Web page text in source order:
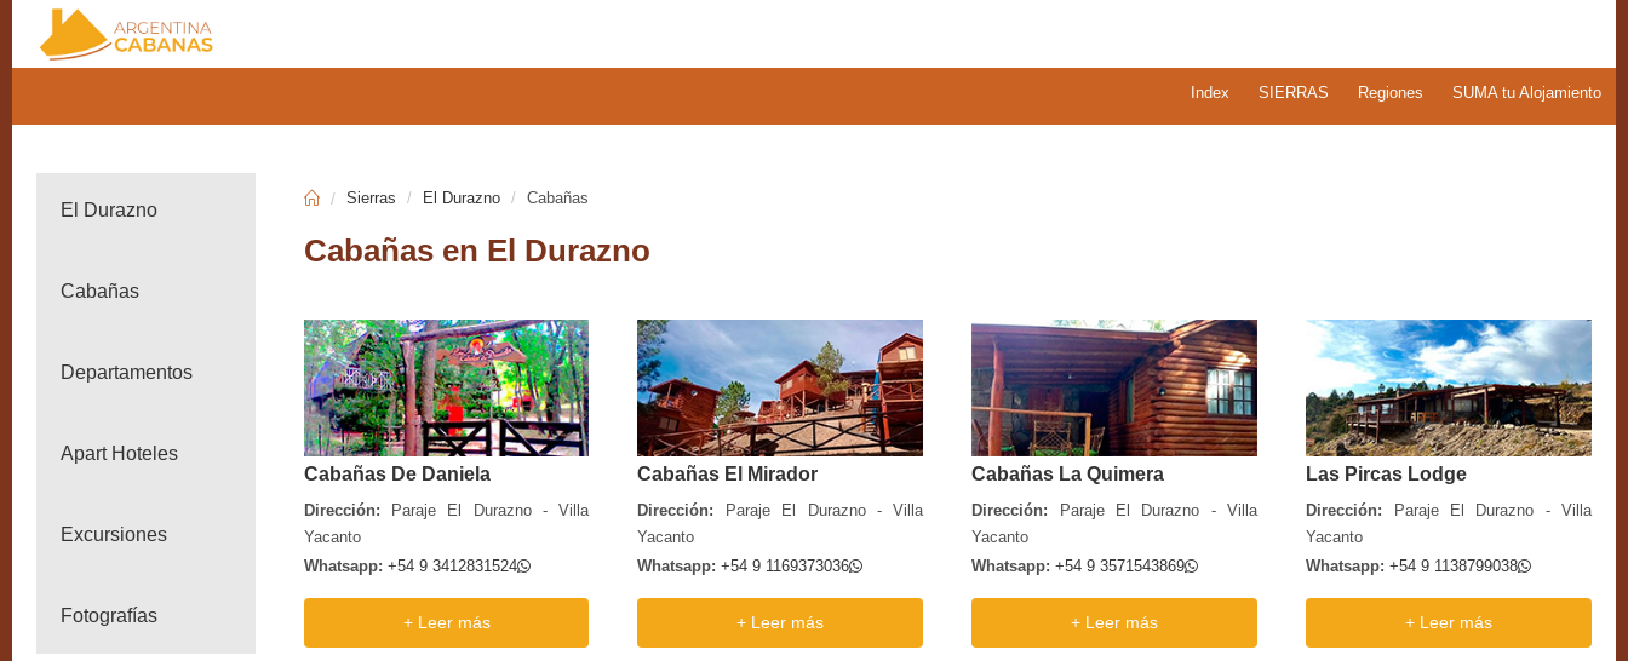
Index SIERRAS Regiones SUMA tu Alojamiento
El Durazno
Cabañas
Departamentos
Apart Hoteles
Excursiones
Fotografías
Sierras El Durazno Cabañas
Cabañas en El Durazno
Cabañas De Daniela
Dirección: Paraje El Durazno - Villa
Yacanto
Whatsapp: +54 9 3412831524
+ Leer más
Cabañas El Mirador
Dirección: Paraje El Durazno - Villa
Yacanto
Whatsapp: +54 9 1169373036
+ Leer más
Cabañas La Quimera
Dirección: Paraje El Durazno - Villa
Yacanto
Whatsapp: +54 9 3571543869
+ Leer más
Las Pircas Lodge
Dirección: Paraje El Durazno - Villa
Yacanto
Whatsapp: +54 9 1138799038
+ Leer más